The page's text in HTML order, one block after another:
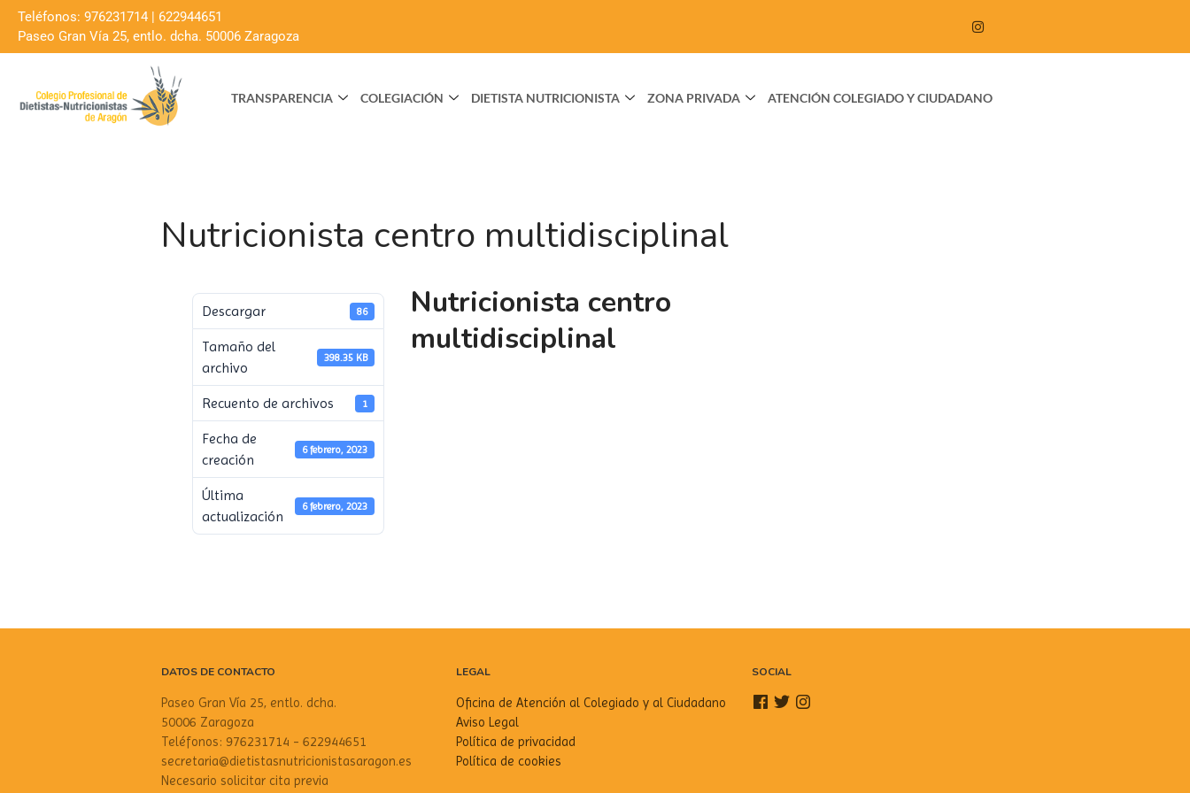
Teléfonos: 976231714 | 622944651
Paseo Gran Vía 25, entlo. dcha. 50006 Zaragoza
TRANSPARENCIA COLEGIACIÓN DIETISTA NUTRICIONISTA ZONA PRIVADA ATENCIÓN COLEGIADO Y CIUDADANO
Nutricionista centro multidisciplinal
Descargar 86
Tamaño del
archivo
398.35 KB
Recuento de archivos 1
Fecha de
creación
6 febrero, 2023
Última
actualización
6 febrero, 2023
Nutricionista centro
multidisciplinal
DATOS DE CONTACTO
Paseo Gran Vía 25, entlo. dcha.
50006 Zaragoza
Teléfonos: 976231714 - 622944651
secretaria@dietistasnutricionistasaragon.es
Necesario solicitar cita previa
LEGAL
Oficina de Atención al Colegiado y al Ciudadano
Aviso Legal
Política de privacidad
Política de cookies
SOCIAL